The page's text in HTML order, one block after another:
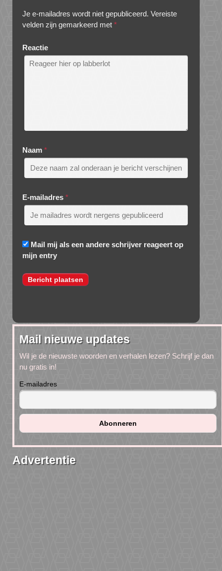
Je e-mailadres wordt niet gepubliceerd. Vereiste
velden zijn gemarkeerd met *
Reactie
Naam *
E-mailadres *
Mail mij als een andere schrijver reageert op
mijn entry
Mail nieuwe updates
Wil je de nieuwste woorden en verhalen lezen? Schrijf je dan
nu gratis in!
E-mailadres
Advertentie